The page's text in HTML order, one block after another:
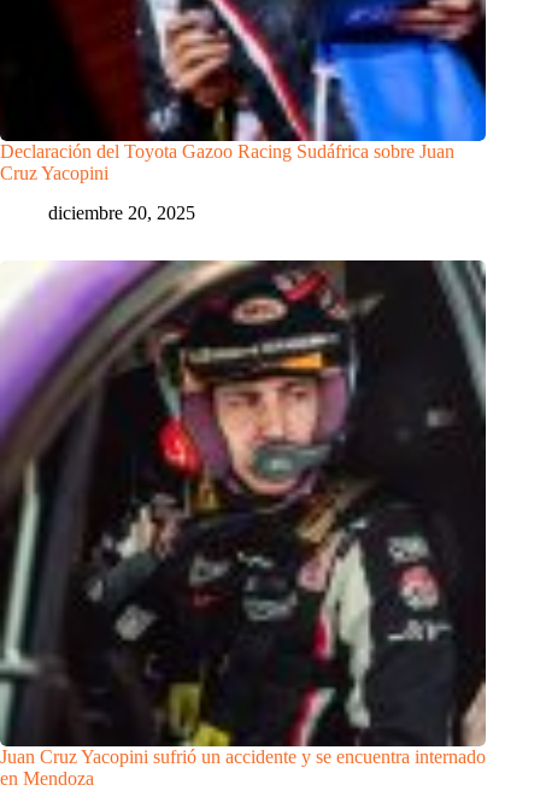
Declaración del Toyota Gazoo Racing Sudáfrica sobre Juan
Cruz Yacopini
diciembre 20, 2025
Juan Cruz Yacopini sufrió un accidente y se encuentra internado
en Mendoza